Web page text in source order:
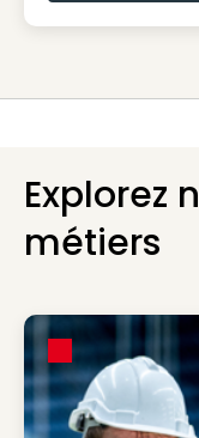
Explorez
métiers